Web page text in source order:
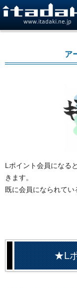
www.itadaki.ne.jp
ア
Lポイント会員になる
きます。
既に会員になられてい
★L